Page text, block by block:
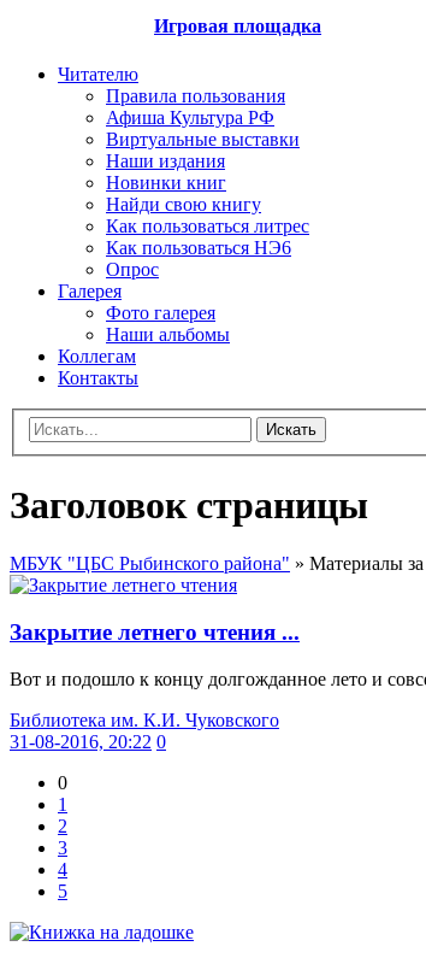
Игровая площадка
Читателю
Правила пользования
Афиша Культура РФ
Виртуальные выставки
Наши издания
Новинки книг
Найди свою книгу
Как пользоваться литрес
Как пользоваться НЭ6
Опрос
Галерея
Фото галерея
Наши альбомы
Коллегам
Контакты
Искать
Заголовок страницы
МБУК "ЦБС Рыбинского района" » Материалы
Закрытие летнего чтения ...
Вот и подошло к концу долгожданное лето и
Библиотека им. К.И. Чуковского
31-08-2016, 20:22 0
0
1
2
3
4
5